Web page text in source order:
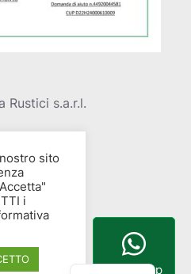
Rustici s.a.r.l.
4
sito
i
WhatsApp
English